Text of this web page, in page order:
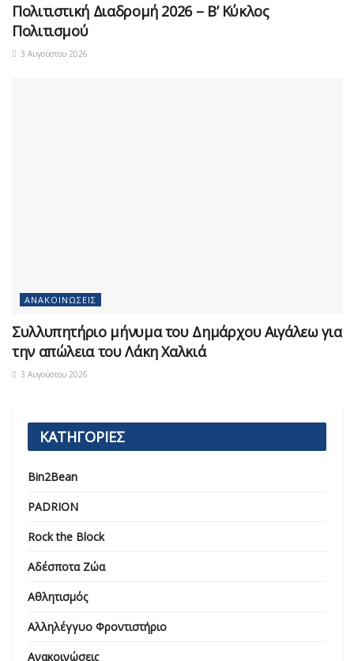
Πολιτιστική Διαδρομή 2026 – Β’ Κύκλος
Πολιτισμού
3 Αυγούστου 2026
ΑΝΑΚΟΙΝΏΣΕΙΣ
Συλλυπητήριο μήνυμα του Δημάρχου Αιγάλεω για
την απώλεια του Λάκη Χαλκιά
3 Αυγούστου 2026
ΚΑΤΗΓΟΡΙΕΣ
Bin2Bean
PADRION
Rock the Block
Αδέσποτα Ζώα
Αθλητισμός
Αλληλέγγυο Φροντιστήριο
Ανακοινώσεις